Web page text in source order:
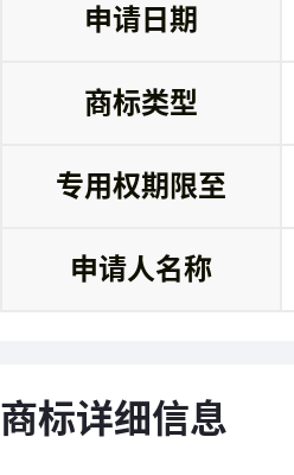
申请日期
商标类型
专用权期限至
申请人名称
商标详细信息